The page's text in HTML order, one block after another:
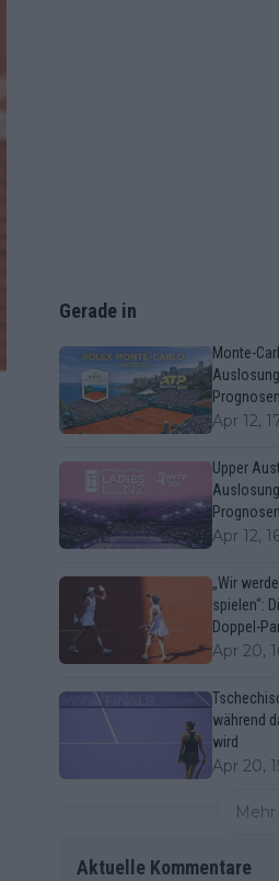
Gerade in
Monte-
Prognosen
Apr 12,
Upper
Prognosen
Apr 12,
„Wir
spielen“:
Doppel-
Apr 20,
während
wird
Apr 20,
Aktuelle Kommentare